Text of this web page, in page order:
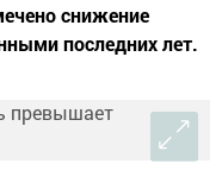
снижение
последних лет.